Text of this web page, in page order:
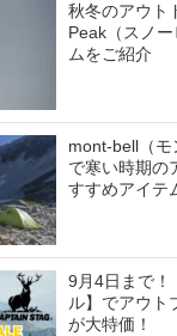
秋冬のアウト
Peak（スノ
ムをご紹介
mont-bell（モ
で寒い時期の
すすめアイテ
9月4日まで！
ル】でアウト
が大特価！